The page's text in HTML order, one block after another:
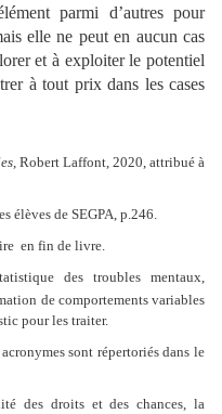
parmi d’autres pour
elle ne peut en aucun cas
et à exploiter le potentiel
à tout prix dans les cases
, Robert Laffont, 2020, attribué à
élèves de SEGPA, p.246.
en fin de livre.
des troubles mentaux,
de comportements variables
pour les traiter.
sont répertoriés dans le
des droits et des chances, la